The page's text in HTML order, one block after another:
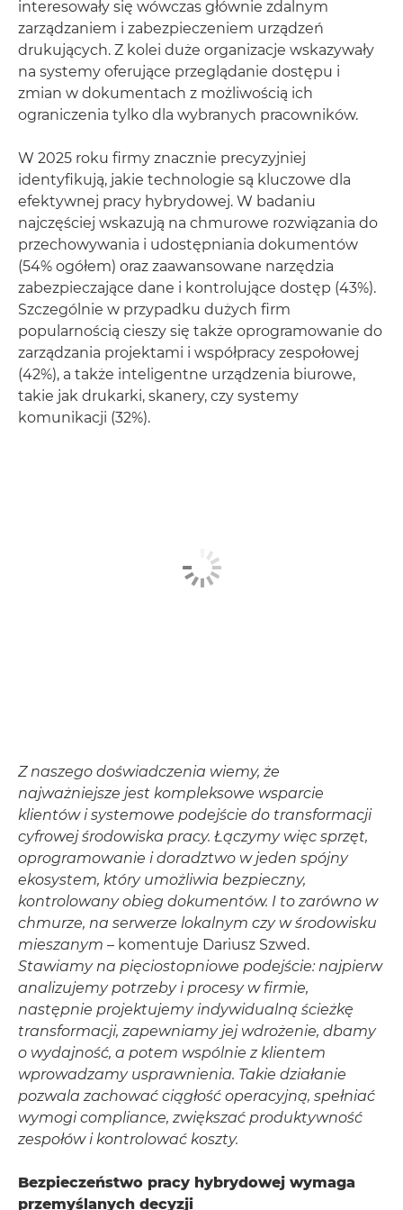
interesowały się wówczas głównie zdalnym
zarządzaniem i zabezpieczeniem urządzeń
drukujących. Z kolei duże organizacje wskazywały
na systemy oferujące przeglądanie dostępu i
zmian w dokumentach z możliwością ich
ograniczenia tylko dla wybranych pracowników.
W 2025 roku firmy znacznie precyzyjniej
identyfikują, jakie technologie są kluczowe dla
efektywnej pracy hybrydowej. W badaniu
najczęściej wskazują na chmurowe rozwiązania do
przechowywania i udostępniania dokumentów
(54% ogółem) oraz zaawansowane narzędzia
zabezpieczające dane i kontrolujące dostęp (43%).
Szczególnie w przypadku dużych firm
popularnością cieszy się także oprogramowanie do
zarządzania projektami i współpracy zespołowej
(42%), a także inteligentne urządzenia biurowe,
takie jak drukarki, skanery, czy systemy
komunikacji (32%).
Z naszego doświadczenia wiemy, że
najważniejsze jest kompleksowe wsparcie
klientów i systemowe podejście do transformacji
cyfrowej środowiska pracy. Łączymy więc sprzęt,
oprogramowanie i doradztwo w jeden spójny
ekosystem, który umożliwia bezpieczny,
kontrolowany obieg dokumentów. I to zarówno w
chmurze, na serwerze lokalnym czy w środowisku
mieszanym – komentuje Dariusz Szwed.
Stawiamy na pięciostopniowe podejście: najpierw
analizujemy potrzeby i procesy w firmie,
następnie projektujemy indywidualną ścieżkę
transformacji, zapewniamy jej wdrożenie, dbamy
o wydajność, a potem wspólnie z klientem
wprowadzamy usprawnienia. Takie działanie
pozwala zachować ciągłość operacyjną, spełniać
wymogi compliance, zwiększać produktywność
zespołów i kontrolować koszty.
Bezpieczeństwo pracy hybrydowej wymaga
przemyślanych decyzji